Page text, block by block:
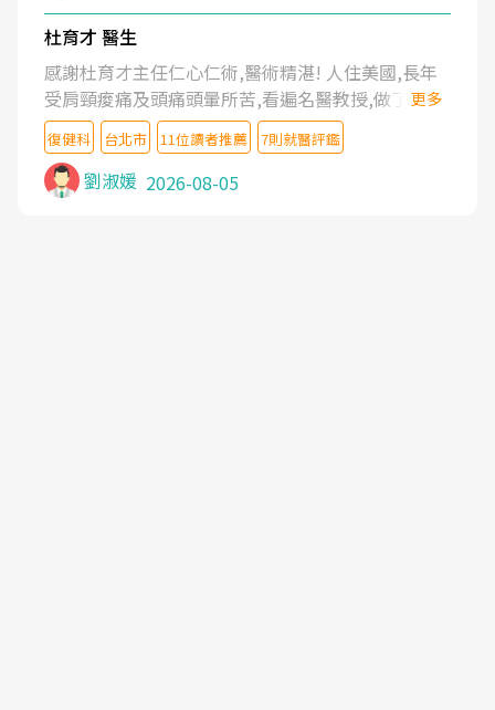
杜育才 醫生
感謝杜育才主任仁心仁術,醫術精湛! 人住美國,長年
受肩頸痠痛及頭痛頭暈所苦,看遍名醫教授,做了各種
檢查,也嘗試過西醫打針,中醫針灸及物理徒手治療都
沒有用,後來連吃到嗎啡類止痛藥都效果有限,只是壓
症狀,沒多久就痛起來,多年失眠嚴重影響生活品質.
台灣親友介紹忠孝醫院杜育才主任是頸頭症候群專
更多
復健科 台北市 11位讀者推薦 7則就醫評鑑
劉淑媛 2026-08-05